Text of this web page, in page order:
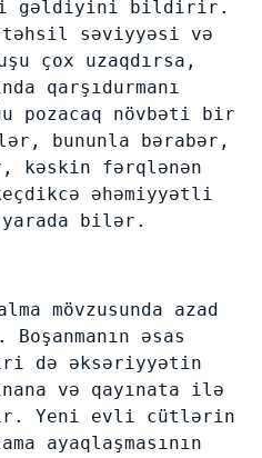
gəldiyini bildirir.
təhsil səviyyəsi və
çox uzaqdırsa,
qarşıdurmanı
pozacaq növbəti bir
bununla bərabər,
fərqlənən
əhəmiyyətli
bilər.
mövzusunda azad
əsas
də əksəriyyətin
və qayınata ilə
Yeni evli cütlərin
ayaqlaşmasının